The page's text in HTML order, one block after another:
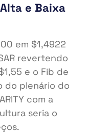
e Baixa
em $1,4922
revertendo
e o Fib de
do plenário do
com a
seria o